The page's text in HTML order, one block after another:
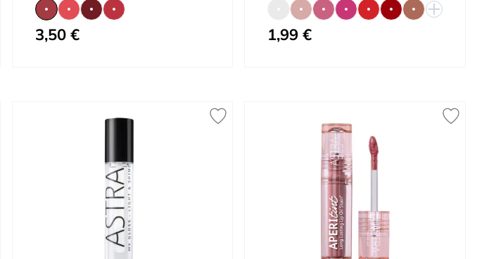
À partir de
3,50 € À partir de
1,99 €